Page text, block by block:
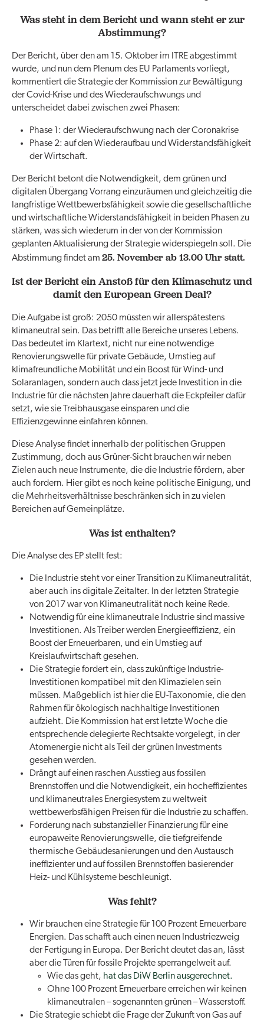
Was steht in dem Bericht und wann steht er zur
Abstimmung?
Der Bericht, über den am 15. Oktober im ITRE abgestimmt
wurde, und nun dem Plenum des EU Parlaments vorliegt,
kommentiert die Strategie der Kommission zur Bewältigung
der Covid-Krise und des Wiederaufschwungs und
unterscheidet dabei zwischen zwei Phasen:
Phase 1: der Wiederaufschwung nach der Coronakrise
Phase 2: auf den Wiederaufbau und Widerstandsfähigkeit
der Wirtschaft.
Der Bericht betont die Notwendigkeit, dem grünen und
digitalen Übergang Vorrang einzuräumen und gleichzeitig die
langfristige Wettbewerbsfähigkeit sowie die gesellschaftliche
und wirtschaftliche Widerstandsfähigkeit in beiden Phasen zu
stärken, was sich wiederum in der von der Kommission
geplanten Aktualisierung der Strategie widerspiegeln soll. Die
Abstimmung findet am 25. November ab 13.00 Uhr statt.
Ist der Bericht ein Anstoß für den Klimaschutz und
damit den European Green Deal?
Die Aufgabe ist groß: 2050 müssten wir allerspätestens
klimaneutral sein. Das betrifft alle Bereiche unseres Lebens.
Das bedeutet im Klartext, nicht nur eine notwendige
Renovierungswelle für private Gebäude, Umstieg auf
klimafreundliche Mobilität und ein Boost für Wind- und
Solaranlagen, sondern auch dass jetzt jede Investition in die
Industrie für die nächsten Jahre dauerhaft die Eckpfeiler dafür
setzt, wie sie Treibhausgase einsparen und die
Effizienzgewinne einfahren können.
Diese Analyse findet innerhalb der politischen Gruppen
Zustimmung, doch aus Grüner-Sicht brauchen wir neben
Zielen auch neue Instrumente, die die Industrie fördern, aber
auch fordern. Hier gibt es noch keine politische Einigung, und
die Mehrheitsverhältnisse beschränken sich in zu vielen
Bereichen auf Gemeinplätze.
Was ist enthalten?
Die Analyse des EP stellt fest:
Die Industrie steht vor einer Transition zu Klimaneutralität,
aber auch ins digitale Zeitalter. In der letzten Strategie
von 2017 war von Klimaneutralität noch keine Rede.
Notwendig für eine klimaneutrale Industrie sind massive
Investitionen. Als Treiber werden Energieeffizienz, ein
Boost der Erneuerbaren, und ein Umstieg auf
Kreislaufwirtschaft gesehen.
Die Strategie fordert ein, dass zukünftige Industrie-
Investitionen kompatibel mit den Klimazielen sein
müssen. Maßgeblich ist hier die EU-Taxonomie, die den
Rahmen für ökologisch nachhaltige Investitionen
aufzieht. Die Kommission hat erst letzte Woche die
entsprechende delegierte Rechtsakte vorgelegt, in der
Atomenergie nicht als Teil der grünen Investments
gesehen werden.
Drängt auf einen raschen Ausstieg aus fossilen
Brennstoffen und die Notwendigkeit, ein hocheffizientes
und klimaneutrales Energiesystem zu weltweit
wettbewerbsfähigen Preisen für die Industrie zu schaffen.
Forderung nach substanzieller Finanzierung für eine
europaweite Renovierungswelle, die tiefgreifende
thermische Gebäudesanierungen und den Austausch
ineffizienter und auf fossilen Brennstoffen basierender
Heiz- und Kühlsysteme beschleunigt.
Was fehlt?
Wir brauchen eine Strategie für 100 Prozent Erneuerbare
Energien. Das schafft auch einen neuen Industriezweig
der Fertigung in Europa. Der Bericht deutet das an, lässt
aber die Türen für fossile Projekte sperrangelweit auf.
Wie das geht, hat das DiW Berlin ausgerechnet.
Ohne 100 Prozent Erneuerbare erreichen wir keinen
klimaneutralen – sogenannten grünen – Wasserstoff.
Die Strategie schiebt die Frage der Zukunft von Gas auf